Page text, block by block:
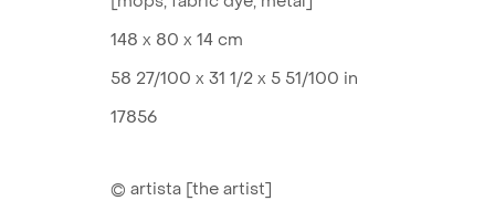
148 x 80 x 14 cm
58 27/100 x 31 1/2 x 5 51/100 in
17856
© artista [the artist]